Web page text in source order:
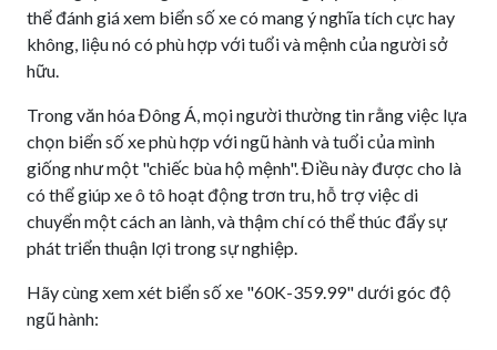
thể đánh giá xem biển số xe có mang ý nghĩa tích cực hay
không, liệu nó có phù hợp với tuổi và mệnh của người sở
hữu.
Trong văn hóa Đông Á, mọi người thường tin rằng việc lựa
chọn biển số xe phù hợp với ngũ hành và tuổi của mình
giống như một "chiếc bùa hộ mệnh". Điều này được cho là
có thể giúp xe ô tô hoạt động trơn tru, hỗ trợ việc di
chuyển một cách an lành, và thậm chí có thể thúc đẩy sự
phát triển thuận lợi trong sự nghiệp.
Hãy cùng xem xét biển số xe "60K-359.99" dưới góc độ
ngũ hành: